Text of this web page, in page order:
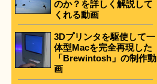
のか？を詳しく解説して
くれる動画
3Dプリンタを駆使して一
体型Macを完全再現した
「Brewintosh」の制作動
画